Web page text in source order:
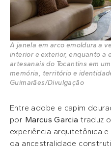
A janela em arco emoldura a
interior e exterior, enquanto a
artesanais do Tocantins em
memória, território e
Guimarães/Divulgação
Entre adobe e capim
por Marcus Garcia traduz
experiência arquitetônica
da ancestralidade